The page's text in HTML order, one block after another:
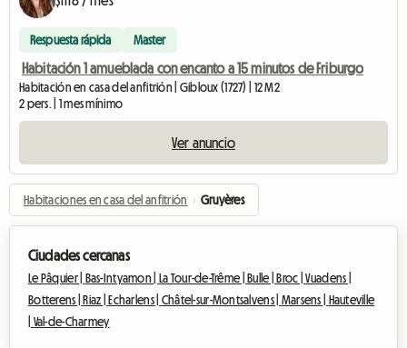
Respuesta rápida Master
Habitación 1 amueblada con encanto a 15 minutos de Friburgo
Habitación en casa del anfitrión | Gibloux (1727) | 12 M2
2 pers. | 1 mes mínimo
Ver anuncio
Habitaciones en casa del anfitrión › Gruyères
Ciudades cercanas
Le Pâquier | Bas-Intyamon | La Tour-de-Trême | Bulle | Broc |Vuadens |
Botterens |
Riaz | Echarlens | Châtel-sur-Montsalvens | Marsens |
Hauteville
Val-de-Charmey